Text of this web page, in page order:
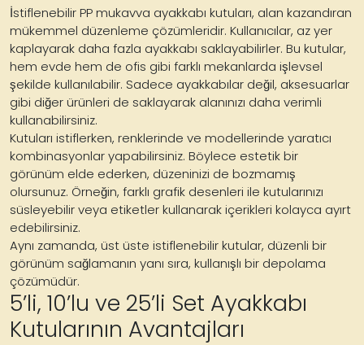
İstiflenebilir PP mukavva ayakkabı kutuları, alan kazandıran
mükemmel düzenleme çözümleridir. Kullanıcılar, az yer
kaplayarak daha fazla ayakkabı saklayabilirler. Bu kutular,
hem evde hem de ofis gibi farklı mekanlarda işlevsel
şekilde kullanılabilir. Sadece ayakkabılar değil, aksesuarlar
gibi diğer ürünleri de saklayarak alanınızı daha verimli
kullanabilirsiniz.
Kutuları istiflerken, renklerinde ve modellerinde yaratıcı
kombinasyonlar yapabilirsiniz. Böylece estetik bir
görünüm elde ederken, düzeninizi de bozmamış
olursunuz. Örneğin, farklı grafik desenleri ile kutularınızı
süsleyebilir veya etiketler kullanarak içerikleri kolayca ayırt
edebilirsiniz.
Aynı zamanda, üst üste istiflenebilir kutular, düzenli bir
görünüm sağlamanın yanı sıra, kullanışlı bir depolama
çözümüdür.
5’li, 10’lu ve 25’li Set Ayakkabı
Kutularının Avantajları